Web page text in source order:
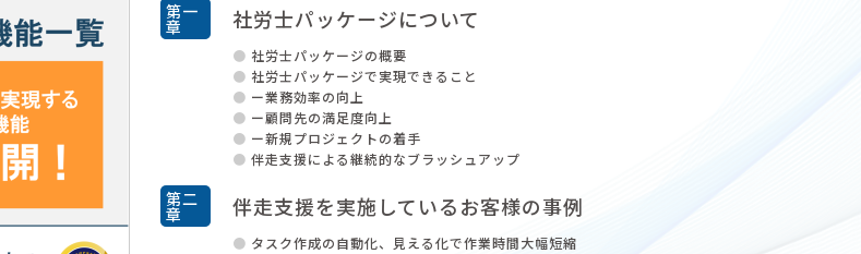
第一
章 社労士パッケージについて
社労士パッケージの概要
社労士パッケージで実現できること
ー業務効率の向上
ー顧問先の満足度向上
ー新規プロジェクトの着手
伴走支援による継続的なブラッシュアップ
第二
章 伴走支援を実施しているお客様の事例
タスク作成の自動化、見える化で作業時間大幅短縮